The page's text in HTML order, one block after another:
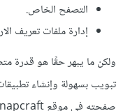
التصفح الخاص.
إدارة ملفات تعريف
تبويب بسهولة وإنشاء